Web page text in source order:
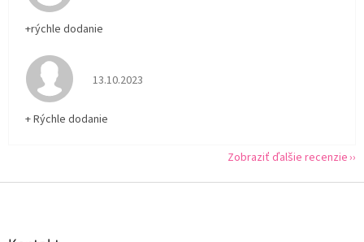
+rýchle dodanie
Hodnotenie obchodu je 5 z 5 hviezdičiek.
13.10.2023
+ Rýchle dodanie
Zobraziť ďalšie recenzie